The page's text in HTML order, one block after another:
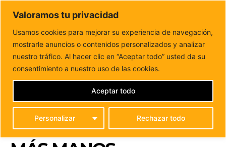
Valoramos tu privacidad
Usamos cookies para mejorar su experiencia de navegación,
mostrarle anuncios o contenidos personalizados y analizar
nuestro tráfico. Al hacer clic en “Aceptar todo” usted da su
consentimiento a nuestro uso de las cookies.
Personalizar Rechazar todo
Aceptar todo
DUNAS FM
Tu informacion de forma cercana
Inicio POLÍTICA
María Franco (CC): “Puerto del Rosario
necesita menos titulares huecos y más...
MARÍA FRANCO (CC):
“PUERTO DEL ROSARIO
NECESITA MENOS
TITULARES HUECOS Y